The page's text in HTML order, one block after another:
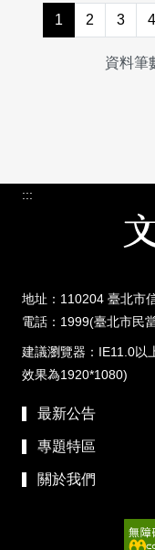
1 2 3 4
資料筆
:::
地址：110204 臺北市
電話：1999(臺北市民
建議瀏覽器：IE11.0以
效果為1920*1080)
最新公告
專題特區
關於我們